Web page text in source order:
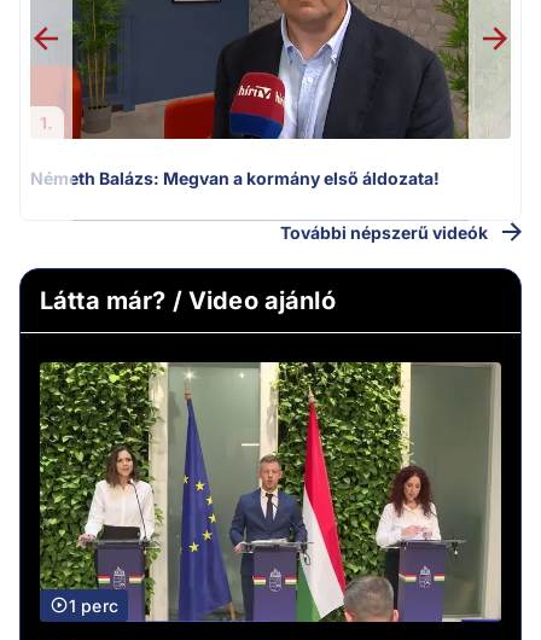
1.
Németh Balázs: Megvan a kormány első áldozata!
További népszerű videók
Látta már? / Video ajánló
1 perc